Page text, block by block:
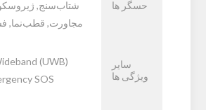
حسگر ها
شتاب‌سنج,
مجاورت, قطب‌نما,
سایر
ویژگی ها
(UWB)
SOS